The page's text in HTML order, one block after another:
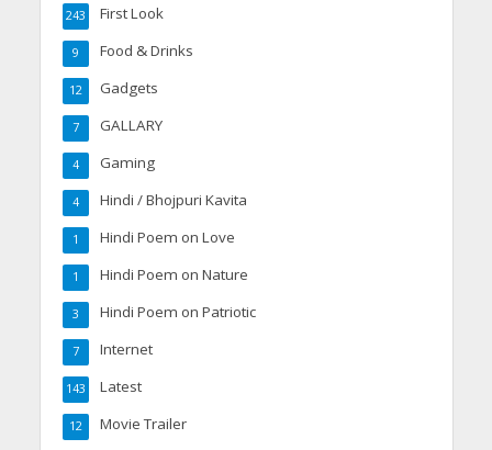
First Look
243
Food & Drinks
9
Gadgets
12
GALLARY
7
Gaming
4
Hindi / Bhojpuri Kavita
4
Hindi Poem on Love
1
Hindi Poem on Nature
1
Hindi Poem on Patriotic
3
Internet
7
Latest
143
Movie Trailer
12